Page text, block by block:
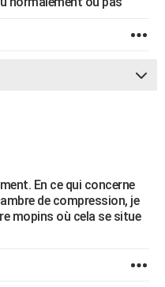
En ce qui concerne
de compression, je
mopins où cela se situe